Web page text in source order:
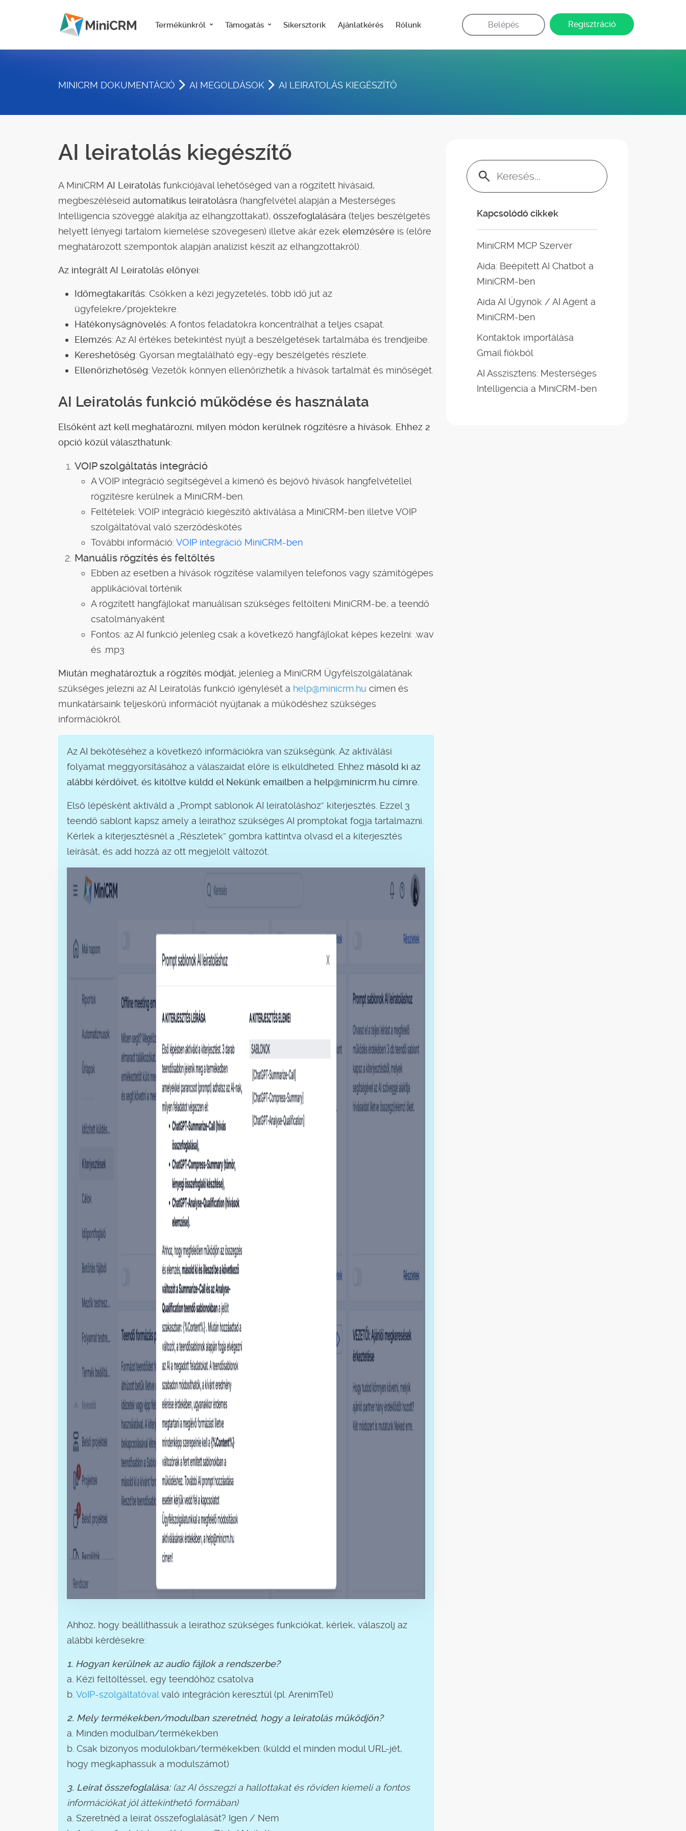
Termékünkről Támogatás Sikersztorik Ajánlatkérés Rólunk Belépés Regisztráció
MINICRM DOKUMENTÁCIÓ AI MEGOLDÁSOK AI LEIRATOLÁS KIEGÉSZÍTŐ
AI leiratolás kiegészítő
A MiniCRM AI Leiratolás funkciójával lehetőséged van a rögzített hívásaid,
megbeszéléseid automatikus leiratolásra (hangfelvétel alapján a Mesterséges
Intelligencia szöveggé alakítja az elhangzottakat), összefoglalására (teljes beszélgetés
helyett lényegi tartalom kiemelése szövegesen) illetve akár ezek elemzésére is (előre
meghatározott szempontok alapján analízist készít az elhangzottakról).
Az integrált AI Leiratolás előnyei:
Időmegtakarítás: Csökken a kézi jegyzetelés, több idő jut az
ügyfelekre/projektekre.
Hatékonyságnövelés: A fontos feladatokra koncentrálhat a teljes csapat.
Elemzés: Az AI értékes betekintést nyújt a beszélgetések tartalmába és trendjeibe.
Kereshetőség: Gyorsan megtalálható egy-egy beszélgetés részlete.
Ellenőrizhetőség: Vezetők könnyen ellenőrizhetik a hívások tartalmát és minőségét.
AI Leiratolás funkció működése és használata
Elsőként azt kell meghatározni, milyen módon kerülnek rögzítésre a hívások. Ehhez 2
opció közül választhatunk:
VOIP szolgáltatás integráció
A VOIP integráció segítségével a kimenő és bejövő hívások hangfelvétellel
rögzítésre kerülnek a MiniCRM-ben.
Feltételek: VOIP integráció kiegészítő aktiválása a MiniCRM-ben illetve VOIP
szolgáltatóval való szerződéskötés
További információ:VOIP integráció MiniCRM-ben
Manuális rögzítés és feltöltés
Ebben az esetben a hívások rögzítése valamilyen telefonos vagy számítógépes
applikációval történik
A rögzített hangfájlokat manuálisan szükséges feltölteni MiniCRM-be, a teendő
csatolmányaként
Fontos: az AI funkció jelenleg csak a következő hangfájlokat képes kezelni: .wav
és .mp3
Miután meghatároztuk a rögzítés módját, jelenleg a MiniCRM Ügyfélszolgálatának
szükséges jelezni az AI Leiratolás funkció igénylését a help@minicrm.hu címen és
munkatársaink teljeskörű információt nyújtanak a működéshez szükséges
információkról.
Az AI bekötéséhez a következő információkra van szükségünk. Az aktiválási
folyamat meggyorsításához a válaszaidat előre is elküldheted. Ehhez másold ki az
alábbi kérdőívet, és kitöltve küldd el Nekünk emailben a help@minicrm.hu címre.
Első lépésként aktiváld a „Prompt sablonok AI leiratoláshoz” kiterjesztés. Ezzel 3
teendő sablont kapsz amely a leirathoz szükséges AI promptokat fogja tartalmazni.
Kérlek a kiterjesztésnél a „Részletek” gombra kattintva olvasd el a kiterjesztés
leírását, és add hozzá az ott megjelölt változót.
Ahhoz, hogy beállíthassuk a leirathoz szükséges funkciókat, kérlek, válaszolj az
alábbi kérdésekre:
1. Hogyan kerülnek az audio fájlok a rendszerbe?
a. Kézi feltöltéssel, egy teendőhöz csatolva
b. VoIP-szolgáltatóval való integráción keresztül (pl. ArenimTel)
2. Mely termékekben/modulban szeretnéd, hogy a leiratolás működjön?
a. Minden modulban/termékekben
b. Csak bizonyos modulokban/termékekben: (küldd el minden modul URL-jét,
hogy megkaphassuk a modulszámot)
3. Leirat összefoglalása: (az AI összegzi a hallottakat és röviden kiemeli a fontos
információkat jól áttekinthető formában)
a. Szeretnéd a leirat összefoglalását? Igen / Nem
Keresés:
Kapcsolódó cikkek
MiniCRM MCP Szerver
Aida: Beépített AI Chatbot a
MiniCRM-ben
Aida AI Ügynök / AI Agent a
MiniCRM-ben
Kontaktok importálása
Gmail fiókból
AI Asszisztens: Mesterséges
Intelligencia a MiniCRM-ben